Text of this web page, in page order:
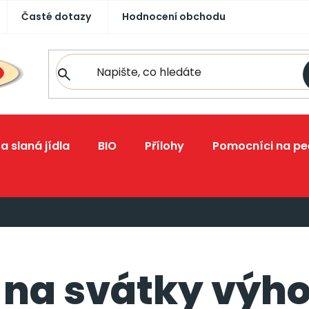
Časté dotazy Hodnocení obchodu
slaná jídla BIO Přílohy Pomocníci na
svátky